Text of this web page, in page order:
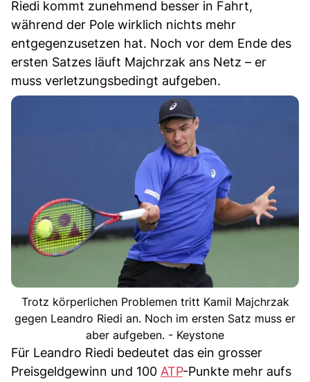
Riedi kommt zunehmend besser in Fahrt,
während der Pole wirklich nichts mehr
entgegenzusetzen hat. Noch vor dem Ende des
ersten Satzes läuft Majchrzak ans Netz – er
muss verletzungsbedingt aufgeben.
Trotz körperlichen Problemen tritt Kamil Majchrzak
gegen Leandro Riedi an. Noch im ersten Satz muss er
aber aufgeben. - Keystone
Für Leandro Riedi bedeutet das ein grosser
Preisgeldgewinn und 100 ATP-Punkte mehr aufs